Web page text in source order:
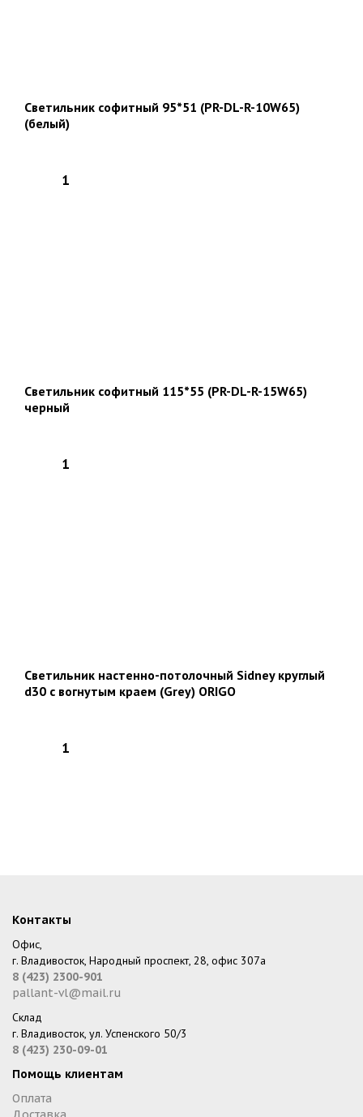
Светильник софитный 95*51 (PR-DL-R-10W65)
(белый)
Светильник софитный 115*55 (PR-DL-R-15W65)
черный
Светильник настенно-потолочный Sidney круглый
d30 с вогнутым краем (Grey) ORIGO
Контакты
Офис,
г. Владивосток, Народный проспект, 28, офис 307а
8 (423) 2300-901
pallant-vl@mail.ru
Склад
г. Владивосток, ул. Успенского 50/3
8 (423) 230-09-01
Помощь клиентам
Оплата